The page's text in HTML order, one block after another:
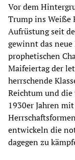
Vor dem
Trump ins Weiße
Aufrüstung seit
gewinnt das
prophetischen
Maifeiertag der
herrschende
Reichtum und
1930er Jahren
entwickeln die
dagegen zu